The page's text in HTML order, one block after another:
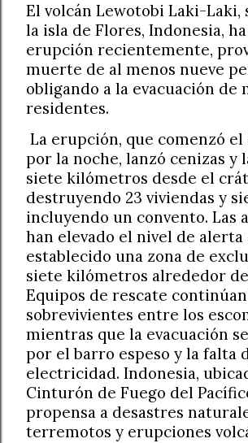
El volcán Lewotobi Laki-Laki,
la isla de Flores, Indonesia,
erupción recientemente,
muerte de al menos nueve
obligando a la evacuación de
residentes.
La erupción, que comenzó
por la noche, lanzó cenizas y
siete kilómetros desde el
destruyendo 23 viviendas y
incluyendo un convento. Las
han elevado el nivel de alerta
establecido una zona de
siete kilómetros alrededor
Equipos de rescate
sobrevivientes entre los
mientras que la evacuación
por el barro espeso y la falta
electricidad. Indonesia,
Cinturón de Fuego del
propensa a desastres
terremotos y erupciones